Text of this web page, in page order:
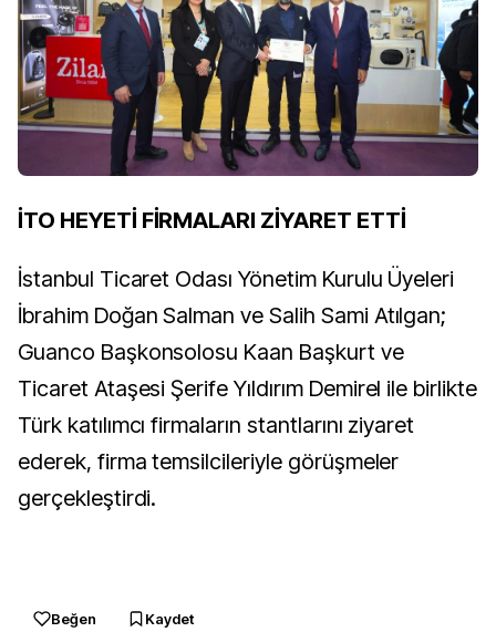
İTO HEYETİ FİRMALARI ZİYARET ETTİ
İstanbul Ticaret Odası Yönetim Kurulu Üyeleri
İbrahim Doğan Salman ve Salih Sami Atılgan;
Guanco Başkonsolosu Kaan Başkurt ve
Ticaret Ataşesi Şerife Yıldırım Demirel ile birlikte
Türk katılımcı firmaların stantlarını ziyaret
ederek, firma temsilcileriyle görüşmeler
gerçekleştirdi.
Beğen Kaydet